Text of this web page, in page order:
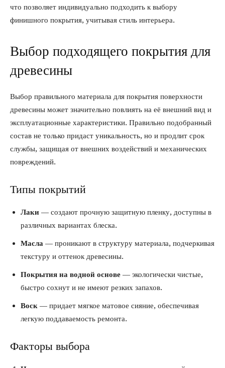
что позволяет индивидуально подходить к выбору
финишного покрытия, учитывая стиль интерьера.
Выбор подходящего покрытия для
древесины
Выбор правильного материала для покрытия поверхности
древесины может значительно повлиять на её внешний вид и
эксплуатационные характеристики. Правильно подобранный
состав не только придаст уникальность, но и продлит срок
службы, защищая от внешних воздействий и механических
повреждений.
Типы покрытий
Лаки — создают прочную защитную пленку, доступны в
различных вариантах блеска.
Масла — проникают в структуру материала, подчеркивая
текстуру и оттенок древесины.
Покрытия на водной основе — экологически чистые,
быстро сохнут и не имеют резких запахов.
Воск — придает мягкое матовое сияние, обеспечивая
легкую поддаваемость ремонта.
Факторы выбора